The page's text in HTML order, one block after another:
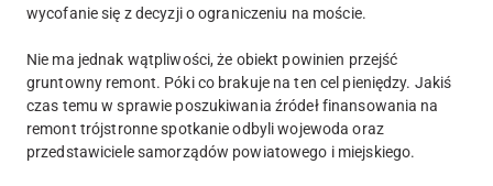
wycofanie się z decyzji o ograniczeniu na moście.
Nie ma jednak wątpliwości, że obiekt powinien przejść
gruntowny remont. Póki co brakuje na ten cel pieniędzy. Jakiś
czas temu w sprawie poszukiwania źródeł finansowania na
remont trójstronne spotkanie odbyli wojewoda oraz
przedstawiciele samorządów powiatowego i miejskiego.